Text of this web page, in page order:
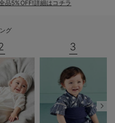
パジャマ
ツィード派
セットアップ派
セット
ワーク・オフィス
フォーマル / オケー
女の子におススメの
定番ギフト
かわいくておもしろ
何枚あっても嬉しい
レギンス・タイツ
あったか度◎
品5%OFF!詳細はコチラ
グ
3